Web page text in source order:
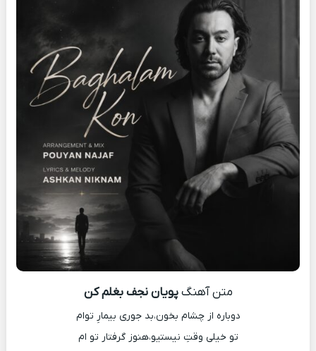
متن آهنگپویان نجف بغلم کن
دوباره از چشام بخون،بد جوری بیمارِ توام
تو خیلی وقتِ نیستیو،هنوز گرفتار تو ام